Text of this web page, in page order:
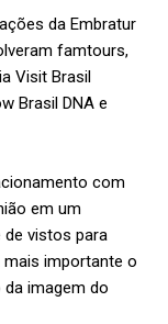
da Embratur
famtours,
Visit Brasil
Brasil DNA e
com
em um
vistos para
importante o
imagem do